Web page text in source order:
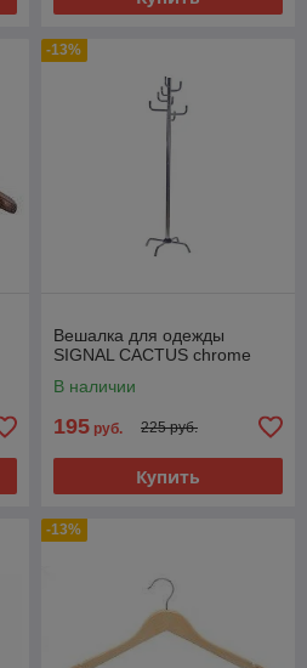
-13%
Вешалка для одежды
SIGNAL СACTUS chrome
В наличии
195 руб. 225 руб.
Купить
-13%